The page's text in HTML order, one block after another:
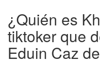
¿Quién es
tiktoker que
Eduin Caz